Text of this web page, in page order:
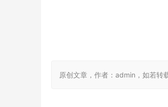
原创文章，作者：admin，如若